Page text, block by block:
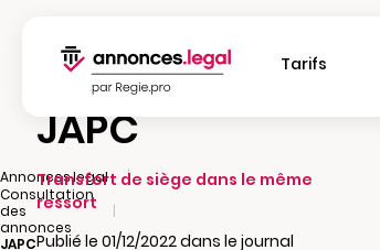
Tarifs
Annonces.legal
|
Consultation
des
annonces
|
JAPC
JAPC
Transfert de siège dans le même
ressort
Publié le 01/12/2022 dans le journal